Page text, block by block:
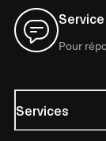
Pour
Services